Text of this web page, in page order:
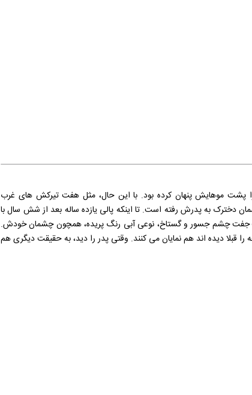
پشت موهایش پنهان کرده بود. با این حال، مثل هفت تیرکش های غرب
به پدرش رفته است. تا اینکه پالی یازده ساله بعد از شش سال با
چشم جسور و گستاخ، نوعی آبی رنگ پریده، همچون چشمان خودش.
را قبلا دیده اند هم نمایان می کنند. وقتی پدر را دید، به حقیقت دیگری هم
آن لحظه باید در زندان می بود...